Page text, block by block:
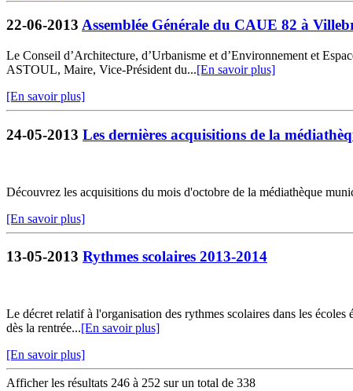
22-06-2013 Assemblée Générale du CAUE 82 à
Le Conseil d’Architecture, d’Urbanisme et d’Environnement et
ASTOUL, Maire, Vice-Président du...[En savoir plus]
[En savoir plus]
24-05-2013 Les dernières acquisitions de la
Découvrez les acquisitions du mois d'octobre de la médiathèque
[En savoir plus]
13-05-2013 Rythmes scolaires 2013-2014
Le décret relatif à l'organisation des rythmes scolaires dans les
dès la rentrée...[En savoir plus]
[En savoir plus]
Afficher les résultats 246 à 252 sur un total de 338